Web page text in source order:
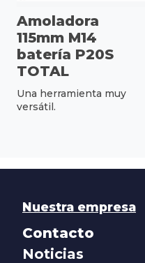
Amoladora
115mm M14
batería P20S
TOTAL
Una herramienta muy
versátil.
Nuestra empresa
Contacto
Noticias